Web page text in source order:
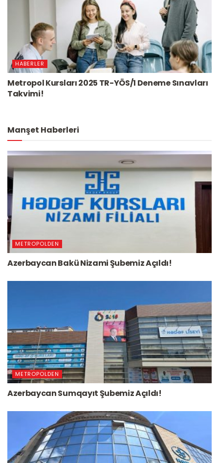
HABERLER
Metropol Kursları 2025 TR-YÖS/1 Deneme Sınavları
Takvimi!
Manşet Haberleri
METROPOLDEN
Azerbaycan Bakü Nizami Şubemiz Açıldı!
METROPOLDEN
Azerbaycan Sumqayıt Şubemiz Açıldı!